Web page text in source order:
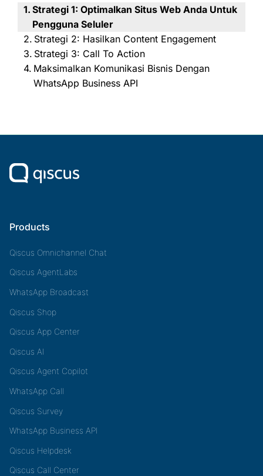
Strategi 1: Optimalkan Situs Web Anda Untuk
Pengguna Seluler
Strategi 2: Hasilkan Content Engagement
Strategi 3: Call To Action
Maksimalkan Komunikasi Bisnis Dengan
WhatsApp Business API
Products
Qiscus Omnichannel Chat
Qiscus AgentLabs
WhatsApp Broadcast
Qiscus Shop
Qiscus App Center
Qiscus AI
Qiscus Agent Copilot
WhatsApp Call
Qiscus Survey
WhatsApp Business API
Qiscus Helpdesk
Qiscus Call Center